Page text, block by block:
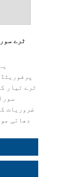
ٹرے تیار
ضروریات
دھاتی